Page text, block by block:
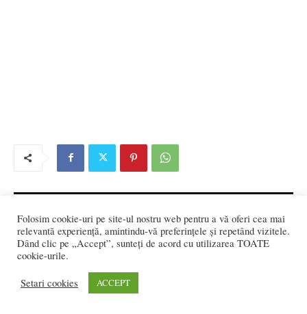
REDACȚIA:
redactia@bistriteanul.ro
PUBLICITATE:
publicitate@bistriteanul.ro
Folosim cookie-uri pe site-ul nostru web pentru a vă oferi cea mai
relevantă experiență, amintindu-vă preferințele și repetând vizitele.
Dând clic pe „Accept”, sunteți de acord cu utilizarea TOATE
cookie-urile.
Setari cookies ACCEPT